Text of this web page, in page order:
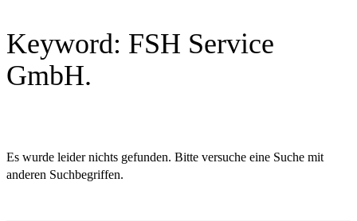
Keyword: FSH Service
GmbH.
Es wurde leider nichts gefunden. Bitte versuche eine Suche mit
anderen Suchbegriffen.